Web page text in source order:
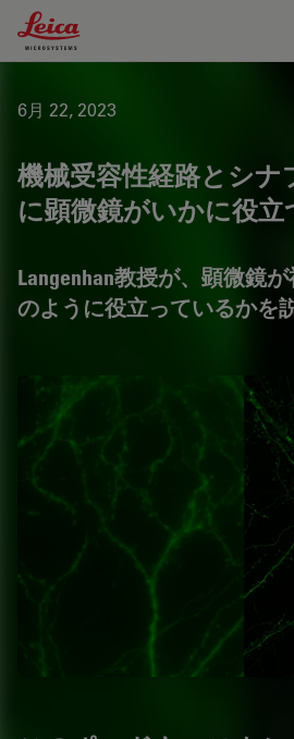
Leica Microsystems Logo
6月 22, 2023
機械受容性経路とシナ
に顕微鏡がいかに役立
Langenhan教授が、顕微鏡
のように役立っているかを